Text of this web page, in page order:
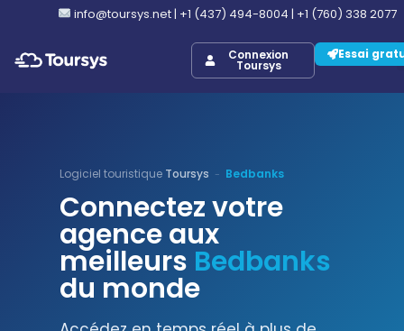
info@toursys.net| +1 (437) 494-8004 | +1 (760) 338 2077
Connexion
Toursys
Essai
Logiciel touristique Toursys - Bedbanks
Connectez votre
agence aux
meilleurs Bedbanks
du monde